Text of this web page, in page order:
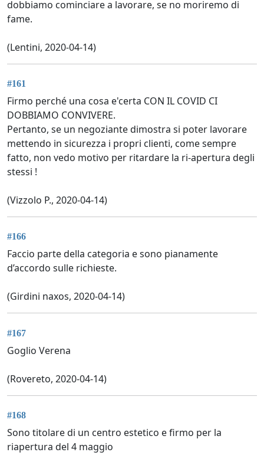
dobbiamo cominciare a lavorare, se no moriremo di
fame.
(Lentini, 2020-04-14)
#161
Firmo perché una cosa e'certa CON IL COVID CI
DOBBIAMO CONVIVERE.
Pertanto, se un negoziante dimostra si poter lavorare
mettendo in sicurezza i propri clienti, come sempre
fatto, non vedo motivo per ritardare la ri-apertura degli
stessi !
(Vizzolo P., 2020-04-14)
#166
Faccio parte della categoria e sono pianamente
d’accordo sulle richieste.
(Girdini naxos, 2020-04-14)
#167
Goglio Verena
(Rovereto, 2020-04-14)
#168
Sono titolare di un centro estetico e firmo per la
riapertura del 4 maggio